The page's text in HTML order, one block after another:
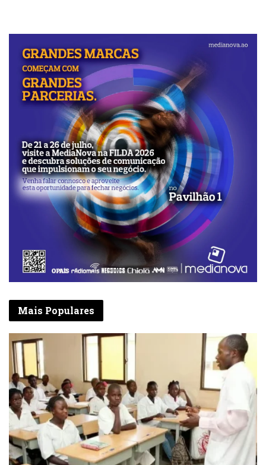
Mais Populares